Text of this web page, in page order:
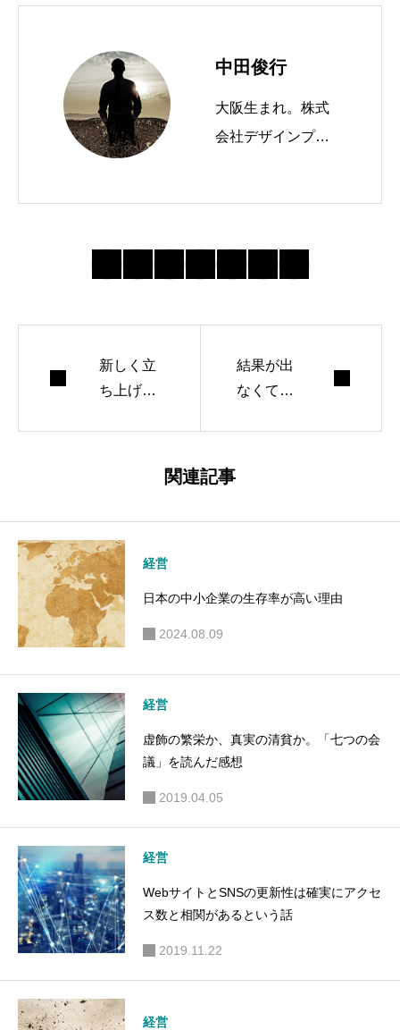
中田俊行
大阪生まれ。株式
会社デザインプラ
Dを運営したり、
ブログやメルマガ
新しく立
ち上げた
書きまし
た
結果が出
なくても
関連記事
経営
日本の中小企業の生存率が高い理由
2024.08.09
経営
虚飾の繁栄か、真実の清貧か。「七つの会
議」を読んだ感想
2019.04.05
経営
WebサイトとSNSの更新性は確実にアクセ
ス数と相関があるという話
2019.11.22
経営